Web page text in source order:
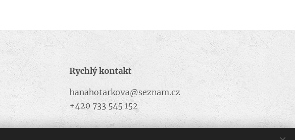
Rychlý kontakt
hanahotarkova@seznam.cz
+420 733 545 152